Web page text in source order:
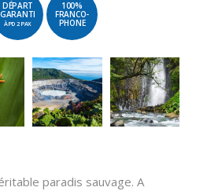
DÉPART
GARANTI
ÀPD 2 PAX
100%
FRANCO-
PHONE
paradis sauvage. A